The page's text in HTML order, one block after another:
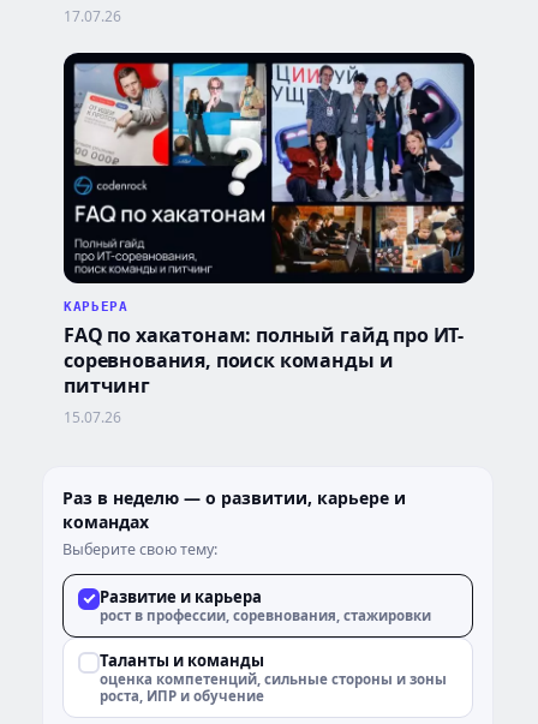
17.07.26
КАРЬЕРА
FAQ по хакатонам: полный гайд про ИТ-
соревнования, поиск команды и
питчинг
15.07.26
Раз в неделю — о развитии, карьере и
командах
Выберите свою тему:
Развитие и карьера
рост в профессии, соревнования, стажировки
Таланты и команды
оценка компетенций, сильные стороны и зоны
роста, ИПР и обучение